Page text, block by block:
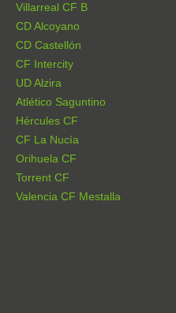
Villarreal CF B
CD Alcoyano
CD Castellón
CF Intercity
UD Alzira
Atlético Saguntino
Hércules CF
CF La Nucía
Orihuela CF
Torrent CF
Valencia CF Mestalla